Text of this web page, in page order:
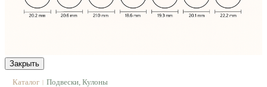
Закрыть
Каталог | Подвески, Кулоны